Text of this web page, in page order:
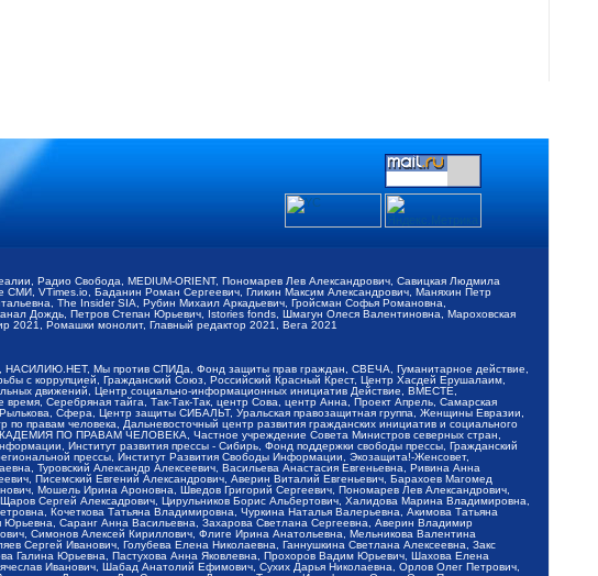
Радио Свобода, MEDIUM-ORIENT, Пономарев Лев Александрович, Савицкая Людмила
СМИ, VTimes.io, Баданин Роман Сергеевич, Гликин Максим Александрович, Маняхин Петр
The Insider SIA, Рубин Михаил Аркадьевич, Гройсман Софья Романовна,
Дождь, Петров Степан Юрьевич, Istories fonds, Шмагун Олеся Валентиновна, Мароховская
2021, Ромашки монолит, Главный редактор 2021, Вега 2021
НАСИЛИЮ.НЕТ, Мы против СПИДа, Фонд защиты прав граждан, СВЕЧА, Гуманитарное действие,
с коррупцией, Гражданский Союз, Российский Красный Крест, Центр Хасдей Ерушалаим,
движений, Центр социально-информационных инициатив Действие, ВМЕСТЕ,
Серебряная тайга, Так-Так-Так, центр Сова, центр Анна, Проект Апрель, Самарская
Сфера, Центр защиты СИБАЛЬТ, Уральская правозащитная группа, Женщины Евразии,
правам человека, Дальневосточный центр развития гражданских инициатив и социального
АКАДЕМИЯ ПО ПРАВАМ ЧЕЛОВЕКА, Частное учреждение Совета Министров северных стран,
Институт развития прессы - Сибирь, Фонд поддержки свободы прессы, Гражданский
прессы, Институт Развития Свободы Информации, Экозащита!-Женсовет,
Туровский Александр Алексеевич, Васильева Анастасия Евгеньевна, Ривина Анна
Писемский Евгений Александрович, Аверин Виталий Евгеньевич, Барахоев Магомед
Мошель Ирина Ароновна, Шведов Григорий Сергеевич, Пономарев Лев Александрович,
Сергей Алексадрович, Цирульников Борис Альбертович, Халидова Марина Владимировна,
Кочеткова Татьяна Владимировна, Чуркина Наталья Валерьевна, Акимова Татьяна
Саранг Анна Васильевна, Захарова Светлана Сергеевна, Аверин Владимир
Симонов Алексей Кириллович, Флиге Ирина Анатольевна, Мельникова Валентина
Сергей Иванович, Голубева Елена Николаевна, Ганнушкина Светлана Алексеевна, Закс
Галина Юрьевна, Пастухова Анна Яковлевна, Прохоров Вадим Юрьевич, Шахова Елена
Иванович, Шабад Анатолий Ефимович, Сухих Дарья Николаевна, Орлов Олег Петрович,